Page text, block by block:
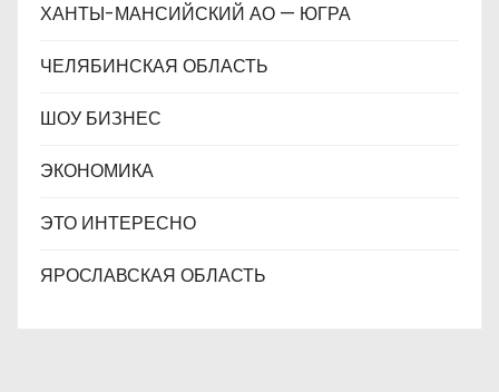
ХАНТЫ-МАНСИЙСКИЙ АО — ЮГРА
ЧЕЛЯБИНСКАЯ ОБЛАСТЬ
ШОУ БИЗНЕС
ЭКОНОМИКА
ЭТО ИНТЕРЕСНО
ЯРОСЛАВСКАЯ ОБЛАСТЬ